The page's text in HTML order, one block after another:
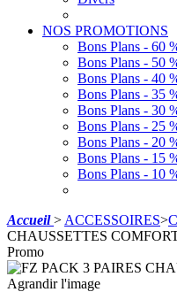
NOS PROMOTIONS
Bons Plans - 60
Bons Plans - 50
Bons Plans - 40
Bons Plans - 35
Bons Plans - 30
Bons Plans - 25
Bons Plans - 20
Bons Plans - 15
Bons Plans - 10
Accueil > ACCESSOIRES>
CHAUSSETTES
Promo
Agrandir l'image